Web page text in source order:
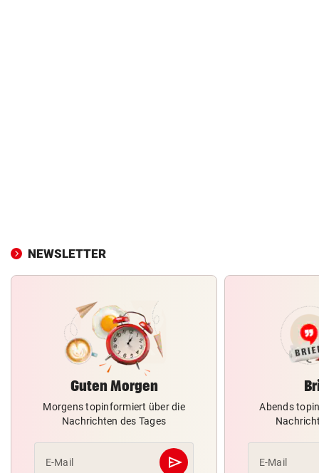
NEWSLETTER
Guten Morgen
Morgens topinformiert über die
Nachrichten des Tages
E-Mail send
Abschicken
Abends
E-Mail